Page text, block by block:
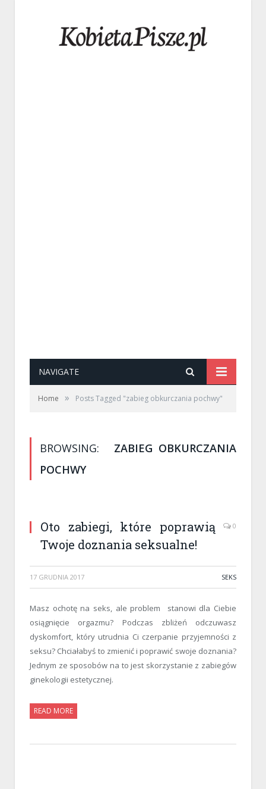
NAVIGATE
Home » Posts Tagged "zabieg obkurczania pochwy"
BROWSING:
ZABIEG OBKURCZANIA
POCHWY
Oto zabiegi, które poprawią
Twoje doznania seksualne!
0
17 GRUDNIA 2017 SEKS
Masz ochotę na seks, ale problem stanowi dla Ciebie
osiągnięcie orgazmu? Podczas zbliżeń odczuwasz
dyskomfort, który utrudnia Ci czerpanie przyjemności z
seksu? Chciałabyś to zmienić i poprawić swoje doznania?
Jednym ze sposobów na to jest skorzystanie z zabiegów
ginekologii estetycznej.
READ MORE